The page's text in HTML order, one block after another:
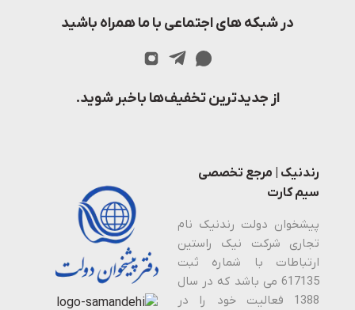
در شبکه های اجتماعی با ما همراه باشید
از جدیدترین تخفیف‌ها باخبر شوید.
رندنیک | مرجع تخصصی
سیم کارت
پیشخوان دولت رندنیک نام
تجاری شرکت نیک راستین
ارتباطات با شماره ثبت
617135 می باشد که در سال
1388 فعالیت خود را در